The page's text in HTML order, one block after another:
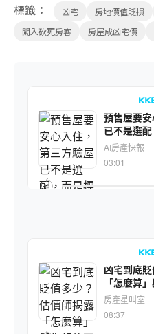
標籤： 凶宅 房地價值貶損
闖入砍死房客
房屋成凶宅價